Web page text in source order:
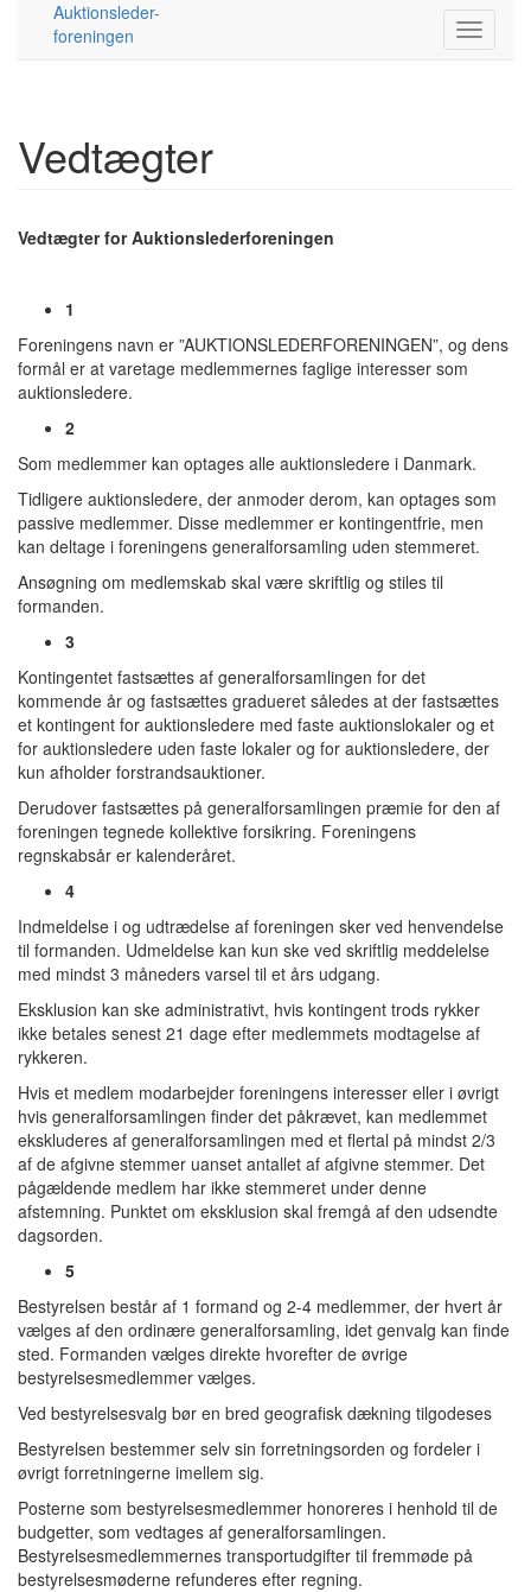
Auktionsleder-
foreningen
Vedtægter
Vedtægter for Auktionslederforeningen
1
Foreningens navn er ”AUKTIONSLEDERFORENINGEN”, og dens
formål er at varetage medlemmernes faglige interesser som
auktionsledere.
2
Som medlemmer kan optages alle auktionsledere i Danmark.
Tidligere auktionsledere, der anmoder derom, kan optages som
passive medlemmer. Disse medlemmer er kontingentfrie, men
kan deltage i foreningens generalforsamling uden stemmeret.
Ansøgning om medlemskab skal være skriftlig og stiles til
formanden.
3
Kontingentet fastsættes af generalforsamlingen for det
kommende år og fastsættes gradueret således at der fastsættes
et kontingent for auktionsledere med faste auktionslokaler og et
for auktionsledere uden faste lokaler og for auktionsledere, der
kun afholder forstrandsauktioner.
Derudover fastsættes på generalforsamlingen præmie for den af
foreningen tegnede kollektive forsikring. Foreningens
regnskabsår er kalenderåret.
4
Indmeldelse i og udtrædelse af foreningen sker ved henvendelse
til formanden. Udmeldelse kan kun ske ved skriftlig meddelelse
med mindst 3 måneders varsel til et års udgang.
Eksklusion kan ske administrativt, hvis kontingent trods rykker
ikke betales senest 21 dage efter medlemmets modtagelse af
rykkeren.
Hvis et medlem modarbejder foreningens interesser eller i øvrigt
hvis generalforsamlingen finder det påkrævet, kan medlemmet
ekskluderes af generalforsamlingen med et flertal på mindst 2/3
af de afgivne stemmer uanset antallet af afgivne stemmer. Det
pågældende medlem har ikke stemmeret under denne
afstemning. Punktet om eksklusion skal fremgå af den udsendte
dagsorden.
5
Bestyrelsen består af 1 formand og 2-4 medlemmer, der hvert år
vælges af den ordinære generalforsamling, idet genvalg kan finde
sted. Formanden vælges direkte hvorefter de øvrige
bestyrelsesmedlemmer vælges.
Ved bestyrelsesvalg bør en bred geografisk dækning tilgodeses
Bestyrelsen bestemmer selv sin forretningsorden og fordeler i
øvrigt forretningerne imellem sig.
Posterne som bestyrelsesmedlemmer honoreres i henhold til de
budgetter, som vedtages af generalforsamlingen.
Bestyrelsesmedlemmernes transportudgifter til fremmøde på
bestyrelsesmøderne refunderes efter regning.